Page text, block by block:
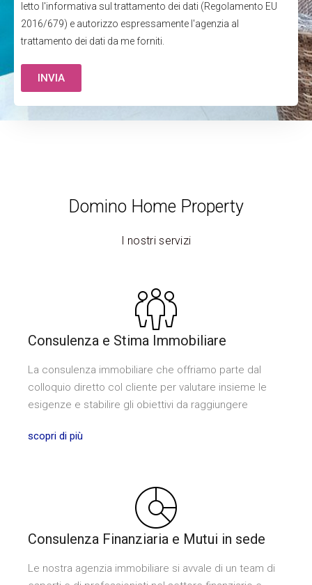
letto l'informativa sul trattamento dei dati (Regolamento EU
2016/679) e autorizzo espressamente l'agenzia al
trattamento dei dati da me forniti.
INVIA
Domino Home Property
I nostri servizi
Consulenza e Stima Immobiliare
La consulenza immobiliare che offriamo parte dal
colloquio diretto col cliente per valutare insieme le
esigenze e stabilire gli obiettivi da raggiungere
scopri di più
Consulenza Finanziaria e Mutui in sede
Le nostra agenzia immobiliare si avvale di un team di